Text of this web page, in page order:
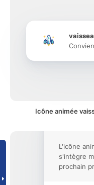
Icône animée
L'icône
s'intègre
prochain